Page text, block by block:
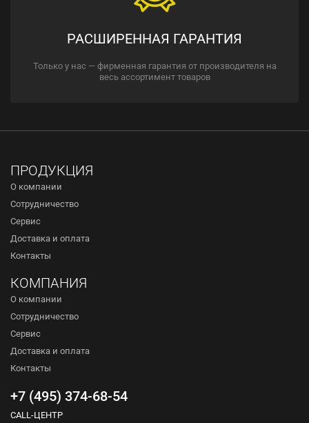
РАСШИРЕННАЯ ГАРАНТИЯ
Только у нас — фирменная гарантия от производителя на
весь ассортимент товаров
ПРОДУКЦИЯ
О компании
Сотрудничество
Сервис
Доставка и оплата
Контакты
КОМПАНИЯ
О компании
Сотрудничество
Сервис
Доставка и оплата
Контакты
+7 (495) 374-68-54
CALL-ЦЕНТР